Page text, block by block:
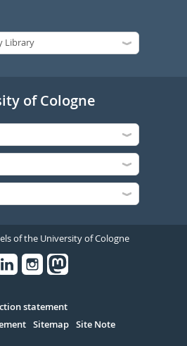
of Cologne
of the University of Cologne
statement
Sitemap Site Note